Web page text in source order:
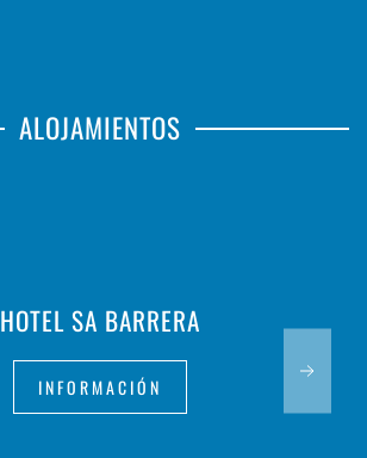
ALOJAMIENTOS
HOTEL SA BARRERA
INFORMACIÓN